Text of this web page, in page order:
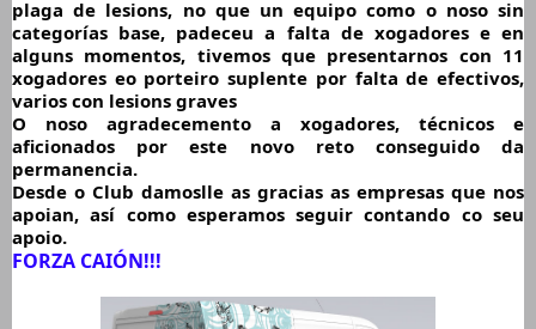
plaga de lesions, no que un equipo como o noso sin
categorías base, padeceu a falta de xogadores e en
alguns momentos, tivemos que presentarnos con 11
xogadores eo porteiro suplente por falta de efectivos,
varios con lesions graves
O noso agradecemento a xogadores, técnicos e
aficionados por este novo reto conseguido da
permanencia.
Desde o Club damoslle as gracias as empresas que nos
apoian, así como esperamos seguir contando co seu
apoio.
FORZA CAIÓN!!!